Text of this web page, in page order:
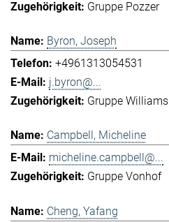
Gruppe Pozzer
Byron, Joseph
+4961313054531
j.byron@...
Gruppe Williams
Campbell, Micheline
micheline.campbell@...
Gruppe Vonhof
Cheng, Yafang